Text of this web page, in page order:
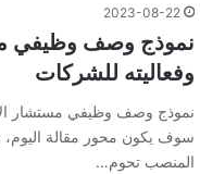
2023-08-22
نموذج وصف وظيفي
وفعاليته للشركات
نموذج وصف وظيفي مستشار
سوف يكون محور مقالة اليوم،
المنصب تحوم…